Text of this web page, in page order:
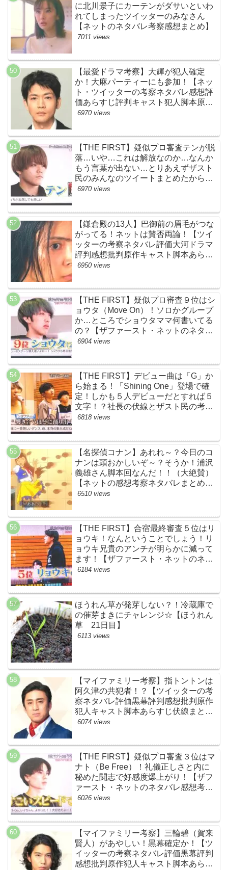
に北川景子にカーテンがダサいといわ
れてしまったツイッターのみなさん
【ネットのネタバレ考察感想まとめ】
7011 views
【最愛ドラマ考察】大輝が犯人確定
か！大麻パーティーにも参加！【ネッ
ト・ツイッターの考察ネタバレ感想評
価あらすじ評判キャスト犯人脚本原作
黒幕伏線まとめ・大ちゃん・梨央・加
6970 views
【THE FIRST】疑似プロ審査テンが脱
落…いや…これは解放なのか…なんか
もう言葉が出ない…とりあえずザスト
民のみんなのツイートまとめたから見
て…【ザファースト・ネットのネタバ
6970 views
【鎌倉殿の13人】巴御前の眉毛がつな
がってる！ネットは賛否両論！【ツイ
ッターの考察ネタバレ評価大河ドラマ
評判感想批判原作キャスト脚本あらす
じ伏線まとめ犯人黒幕・秋元才加】
6950 views
【THE FIRST】疑似プロ審査９位はシ
ョウタ（Move On）！ソロかグループ
か…ところでショウタママ何書いてる
の？【ザファースト・ネットのネタバ
レ感想考察まとめ・スッキリ・
6904 views
【THE FIRST】デビュー曲は「G」か
ら始まる！「Shining One」登場で確
定！しかも５人デビューだとすれば５
文字！？社長の伏線とザスト民の考察
すげーよ…鳥肌立ったわ…【シャイニ
BMSG・BE:FIRST・ビーファース
ト】
6818 views
【名探偵コナン】あれれ～？今日のコ
ナンは頭おかしいぞ～？そうか！浦沢
義雄さん脚本回なんだ！！（大絶賛）
【ネットの感想考察ネタバレまとめ・
笑顔を消したアイドル】
6510 views
【THE FIRST】合宿最終審査５位はリ
ョウキ！なんということでしょう！リ
ョウキ兄貴のアンチが明らかに減って
ます！【ザファースト・ネットのネタ
バレ考察まとめ感想・スッキリ・
6184 views
ほうれん草が発芽しない？！冷蔵庫で
の催芽まきにチャレンジ☆【ほうれん
草 21日目】
6113 views
【マイファミリー考察】指トントンは
阿久津の共犯者！？【ツイッターの考
察ネタバレ評価黒幕評判感想批判原作
犯人キャスト脚本あらすじ伏線まと
め・松本幸四郎】
6074 views
【THE FIRST】疑似プロ審査３位はマ
ナト（Be Free）！礼儀正しさと内に
秘めた闘志で好感度爆上がり！【ザフ
ァースト・ネットのネタバレ感想考察
まとめ・スッキリ・BE:FIRST・ビー
6026 views
【マイファミリー考察】三輪碧（賀来
賢人）があやしい！黒幕確定か！【ツ
イッターの考察ネタバレ評価黒幕評判
感想批判原作犯人キャスト脚本あらす